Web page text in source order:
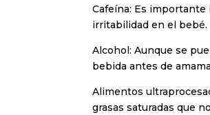
Cafeína: Es importante
irritabilidad en el bebé.
Alcohol: Aunque se
bebida antes de
Alimentos
grasas saturadas que